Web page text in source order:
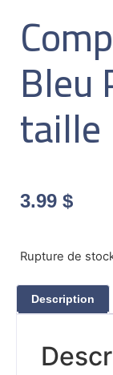
Bleu
3.99 $
Rupture de
Description